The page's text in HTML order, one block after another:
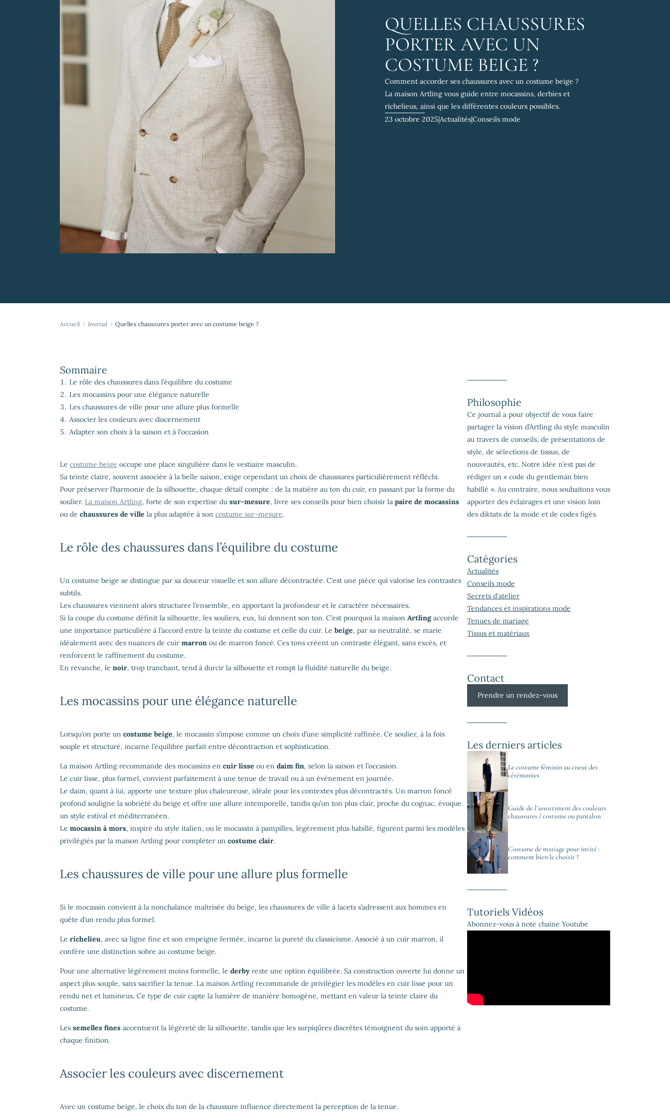
QUELLES CHAUSSURES
PORTER AVEC UN
COSTUME BEIGE ?
Comment accorder ses chaussures avec un costume beige ?
La maison Artling vous guide entre mocassins, derbies et
richelieus, ainsi que les différentes couleurs possibles.
23 octobre 2025|Actualités|Conseils mode
Accueil Journal Quelles chaussures porter avec un costume beige ?
Sommaire
Le rôle des chaussures dans l’équilibre du costume
Les mocassins pour une élégance naturelle
Les chaussures de ville pour une allure plus formelle
Associer les couleurs avec discernement
Adapter son choix à la saison et à l’occasion
Le costume beige occupe une place singulière dans le vestiaire masculin.
Sa teinte claire, souvent associée à la belle saison, exige cependant un choix de chaussures particulièrement réfléchi.
Pour préserver l’harmonie de la silhouette, chaque détail compte : de la matière au ton du cuir, en passant par la forme du
soulier. La maison Artling, forte de son expertise du sur-mesure, livre ses conseils pour bien choisir la paire de mocassins
ou de chaussures de ville la plus adaptée à son costume sur-mesure.
Le rôle des chaussures dans l’équilibre du costume
Un costume beige se distingue par sa douceur visuelle et son allure décontractée. C’est une pièce qui valorise les contrastes
subtils.
Les chaussures viennent alors structurer l’ensemble, en apportant la profondeur et le caractère nécessaires.
Si la coupe du costume définit la silhouette, les souliers, eux, lui donnent son ton. C’est pourquoi la maison Artlingaccorde
une importance particulière à l’accord entre la teinte du costume et celle du cuir. Le beige, par sa neutralité, se marie
idéalement avec des nuances de cuir marron ou de marron foncé. Ces tons créent un contraste élégant, sans excès, et
renforcent le raffinement du costume.
En revanche, le noir, trop tranchant, tend à durcir la silhouette et rompt la fluidité naturelle du beige.
Les mocassins pour une élégance naturelle
Lorsqu’on porte un costume beige, le mocassin s’impose comme un choix d’une simplicité raffinée. Ce soulier, à la fois
souple et structuré, incarne l’équilibre parfait entre décontraction et sophistication.
La maison Artling recommande des mocassins en cuir lisse ou en daim fin, selon la saison et l’occasion.
Le cuir lisse, plus formel, convient parfaitement à une tenue de travail ou à un événement en journée.
Le daim, quant à lui, apporte une texture plus chaleureuse, idéale pour les contextes plus décontractés. Un marron foncé
profond souligne la sobriété du beige et offre une allure intemporelle, tandis qu’un ton plus clair, proche du cognac, évoque
un style estival et méditerranéen.
Le mocassin à mors, inspiré du style italien, ou le mocassin à pampilles, légèrement plus habillé, figurent parmi les modèles
privilégiés par la maison Artling pour compléter un costume clair.
Les chaussures de ville pour une allure plus formelle
Si le mocassin convient à la nonchalance maîtrisée du beige, les chaussures de ville à lacets s’adressent aux hommes en
quête d’un rendu plus formel.
Le richelieu, avec sa ligne fine et son empeigne fermée, incarne la pureté du classicisme. Associé à un cuir marron, il
confère une distinction sobre au costume beige.
Pour une alternative légèrement moins formelle, le derby reste une option équilibrée. Sa construction ouverte lui donne un
aspect plus souple, sans sacrifier la tenue. La maison Artling recommande de privilégier les modèles en cuir lisse pour un
rendu net et lumineux. Ce type de cuir capte la lumière de manière homogène, mettant en valeur la teinte claire du
costume.
Les semelles fines accentuent la légèreté de la silhouette, tandis que les surpiqûres discrètes témoignent du soin apporté à
chaque finition.
Associer les couleurs avec discernement
Avec un costume beige, le choix du ton de la chaussure influence directement la perception de la tenue.
Philosophie
Ce journal a pour objectif de vous faire
partager la vision d’Artling du style masculin
au travers de conseils, de présentations de
style, de sélections de tissus, de
nouveautés, etc. Notre idée n’est pas de
rédiger un « code du gentleman bien
habillé ». Au contraire, nous souhaitons vous
apporter des éclairages et une vision loin
des diktats de la mode et de codes figés.
Catégories
Actualités
Conseils mode
Secrets d'atelier
Tendances et inspirations mode
Tenues de mariage
Tissus et matériaux
Contact
Prendre un rendez-vous
Les derniers articles
Le costume féminin au coeur des
cérémonies
Guide de l’assortiment des couleurs
chaussures / costume ou pantalon
Costume de mariage pour invité :
comment bien le choisir ?
Tutoriels Vidéos
Abonnez-vous à note chaine Youtube